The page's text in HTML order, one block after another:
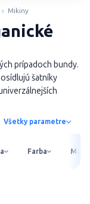
Mikiny
prípadoch bundy.
šatníky
Všetky parametre
Farba